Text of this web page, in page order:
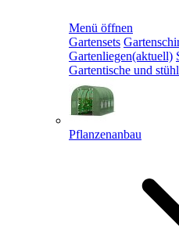
Menü öffnen
Gartensets
Gartenliegen(aktuell)
Gartentische und
Pflanzenanbau